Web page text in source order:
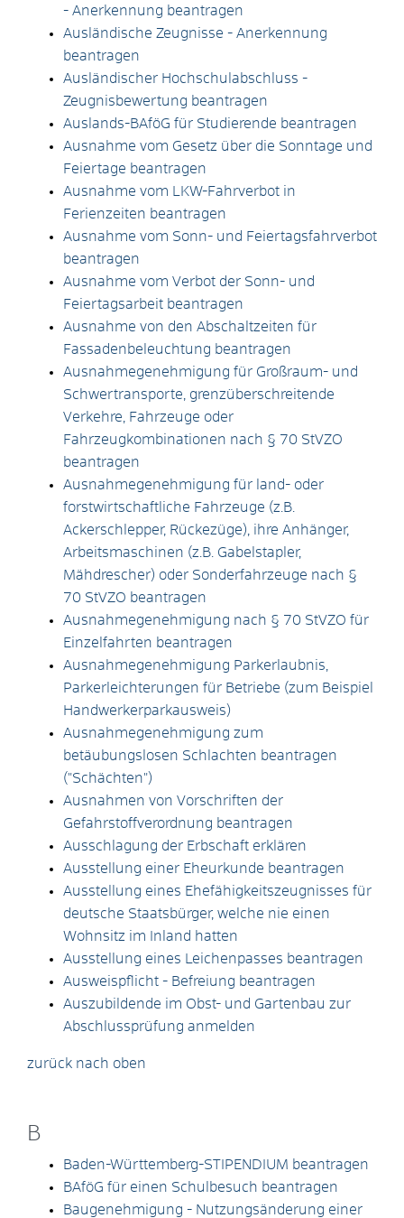
- Anerkennung beantragen
Ausländische Zeugnisse - Anerkennung
beantragen
Ausländischer Hochschulabschluss -
Zeugnisbewertung beantragen
Auslands-BAföG für Studierende beantragen
Ausnahme vom Gesetz über die Sonntage und
Feiertage beantragen
Ausnahme vom LKW-Fahrverbot in
Ferienzeiten beantragen
Ausnahme vom Sonn- und Feiertagsfahrverbot
beantragen
Ausnahme vom Verbot der Sonn- und
Feiertagsarbeit beantragen
Ausnahme von den Abschaltzeiten für
Fassadenbeleuchtung beantragen
Ausnahmegenehmigung für Großraum- und
Schwertransporte, grenzüberschreitende
Verkehre, Fahrzeuge oder
Fahrzeugkombinationen nach § 70 StVZO
beantragen
Ausnahmegenehmigung für land- oder
forstwirtschaftliche Fahrzeuge (z.B.
Ackerschlepper, Rückezüge), ihre Anhänger,
Arbeitsmaschinen (z.B. Gabelstapler,
Mähdrescher) oder Sonderfahrzeuge nach §
70 StVZO beantragen
Ausnahmegenehmigung nach § 70 StVZO für
Einzelfahrten beantragen
Ausnahmegenehmigung Parkerlaubnis,
Parkerleichterungen für Betriebe (zum Beispiel
Handwerkerparkausweis)
Ausnahmegenehmigung zum
betäubungslosen Schlachten beantragen
("Schächten")
Ausnahmen von Vorschriften der
Gefahrstoffverordnung beantragen
Ausschlagung der Erbschaft erklären
Ausstellung einer Eheurkunde beantragen
Ausstellung eines Ehefähigkeitszeugnisses für
deutsche Staatsbürger, welche nie einen
Wohnsitz im Inland hatten
Ausstellung eines Leichenpasses beantragen
Ausweispflicht - Befreiung beantragen
Auszubildende im Obst- und Gartenbau zur
Abschlussprüfung anmelden
zurück nach oben
B
Baden-Württemberg-STIPENDIUM beantragen
BAföG für einen Schulbesuch beantragen
Baugenehmigung - Nutzungsänderung einer